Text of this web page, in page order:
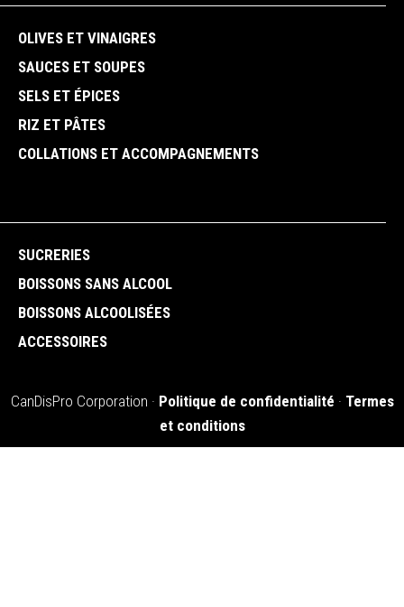
OLIVES ET VINAIGRES
SAUCES ET SOUPES
SELS ET ÉPICES
RIZ ET PÂTES
COLLATIONS ET ACCOMPAGNEMENTS
SUCRERIES
BOISSONS SANS ALCOOL
BOISSONS ALCOOLISÉES
ACCESSOIRES
CanDisPro Corporation · Politique de confidentialité · Termes
et conditions